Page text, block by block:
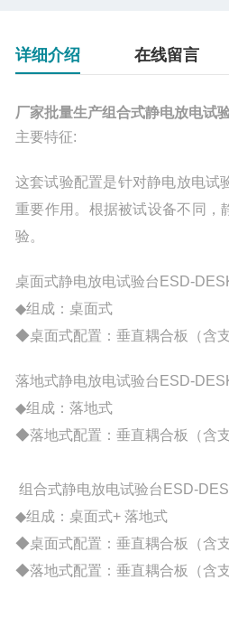
详细介绍 在线留言
厂家批量生产组合式静电放电试
主要特征:
这套试验配置是针对静电放电试
重要作用。根据被试设备不同，
验。
桌面式静电放电试验台 ESD-
◆组成：桌面式
◆桌面式配置：垂直耦合板（含
落地式静电放电试验台 ESD-
◆组成：落地式
◆落地式配置：垂直耦合板（含
组合式静电放电试验台 ESD-
◆组成：桌面式+ 落地式
◆桌面式配置：垂直耦合板（含
◆落地式配置：垂直耦合板（含